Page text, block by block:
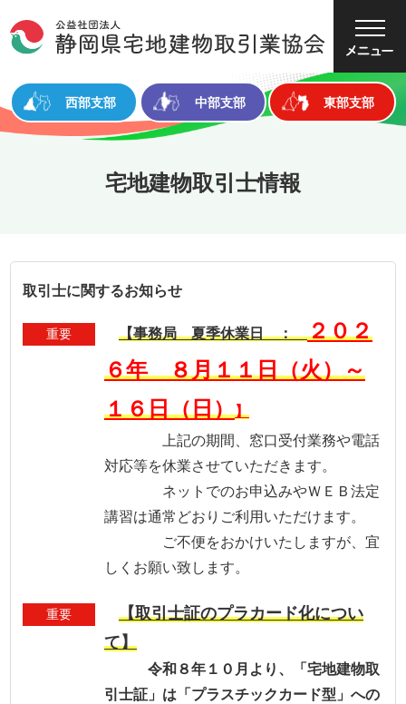
文字サイズ 小 中 大
西部支部 中部支部 東部支部
宅地建物取引士情報
取引士に関するお知らせ
重要 【事務局 夏季休業日 ：２０２
６年 ８月１１日（火）～
１６日（日）】
上記の期間、窓口受付業務や電話
対応等を休業させていただきます。
ネットでのお申込みやＷＥＢ法定
講習は通常どおりご利用いただけます。
ご不便をおかけいたしますが、宜
しくお願い致します。
重要
【取引士証のプラカード化につい
て】
令和８年１０月より、「宅地建物取
引士証」は「プラスチックカード型」への